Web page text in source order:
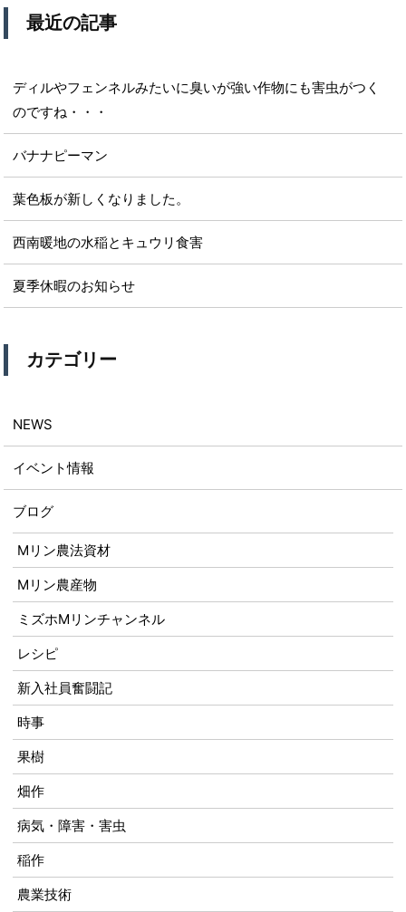
最近の記事
ディルやフェンネルみたいに臭いが強い作物にも害虫がつく
のですね・・・
バナナピーマン
葉色板が新しくなりました。
西南暖地の水稲とキュウリ食害
夏季休暇のお知らせ
カテゴリー
NEWS
イベント情報
ブログ
Mリン農法資材
Mリン農産物
ミズホMリンチャンネル
レシピ
新入社員奮闘記
時事
果樹
畑作
病気・障害・害虫
稲作
農業技術